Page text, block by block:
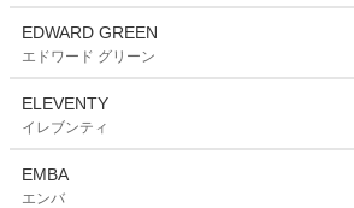
EDWARD GREEN
エドワード グリーン
ELEVENTY
イレブンティ
EMBA
エンバ